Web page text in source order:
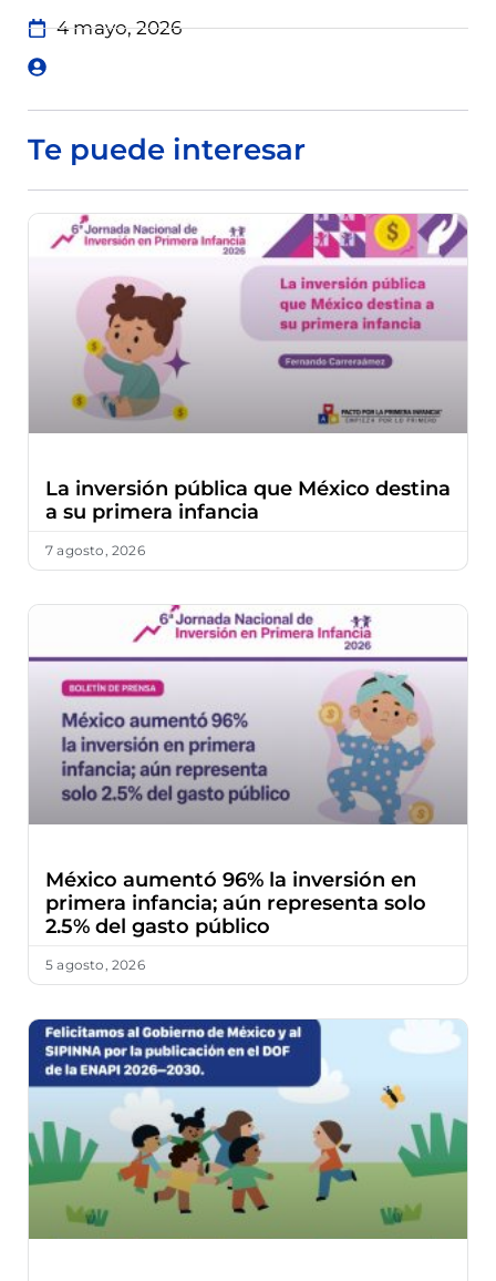
4 mayo, 2026
Te puede interesar
La inversión pública que México destina
a su primera infancia
7 agosto, 2026
México aumentó 96% la inversión en
primera infancia; aún representa solo
2.5% del gasto público
5 agosto, 2026